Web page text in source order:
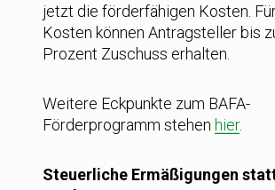
jetzt die förderfähigen Kosten.
Kosten können Antragsteller bis
Prozent Zuschuss erhalten.
Weitere Eckpunkte zum BAFA-
Förderprogramm stehen hier.
Steuerliche Ermäßigungen